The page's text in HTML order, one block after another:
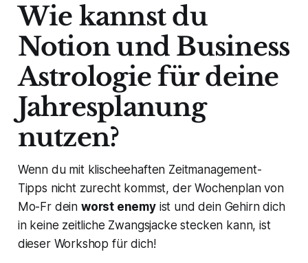
Wie kannst du
Notion und Business
Astrologie für deine
Jahresplanung
nutzen?
Wenn du mit klischeehaften Zeitmanagement-
Tipps nicht zurecht kommst, der Wochenplan von
Mo-Fr dein worst enemyist und dein Gehirn dich
in keine zeitliche Zwangsjacke stecken kann, ist
dieser Workshop für dich!